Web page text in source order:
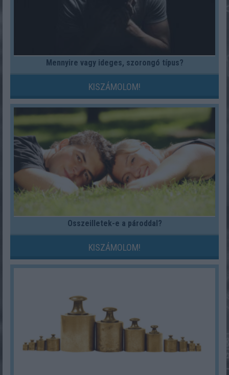
Mennyire vagy ideges, szorongó típus?
KISZÁMOLOM!
Összeilletek-e a pároddal?
KISZÁMOLOM!